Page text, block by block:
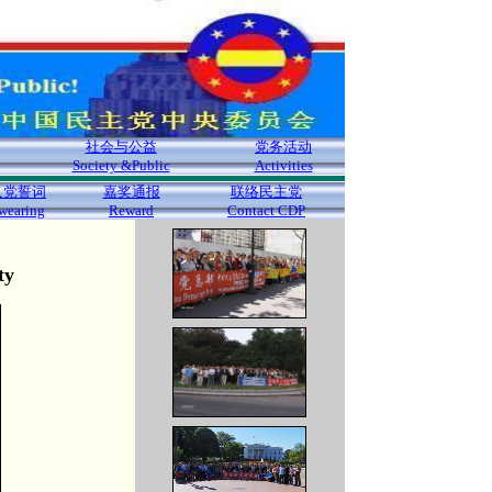
社会与公益
Society &Public
党务活动
Activities
党誓词
嘉奖通报
Reward
联络民主党
Contact CDP